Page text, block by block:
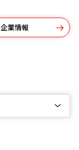
企業情報